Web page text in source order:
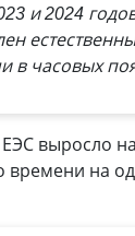
и 2024
в часовых
выросло
на